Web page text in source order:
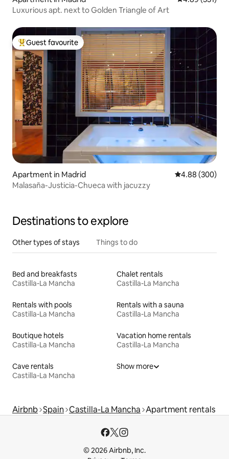
Luxurious apt. next to Golden Triangle of Art
Top guest favourite
Guest favourite
Apartment in Madrid 4.88 out of 5
4.88 (300)
Malasaña-Justicia-Chueca with jacuzzy
Destinations to explore
Other types of stays Things to do
Bed and breakfasts
Castilla-La Mancha
Chalet rentals
Castilla-La Mancha
Rentals with pools
Castilla-La Mancha
Rentals with a sauna
Castilla-La Mancha
Boutique hotels
Castilla-La Mancha
Vacation home rentals
Castilla-La Mancha
Cave rentals
Castilla-La Mancha
Show more
Airbnb Spain Castilla-La Mancha Apartment rentals
© 2026 Airbnb, Inc.